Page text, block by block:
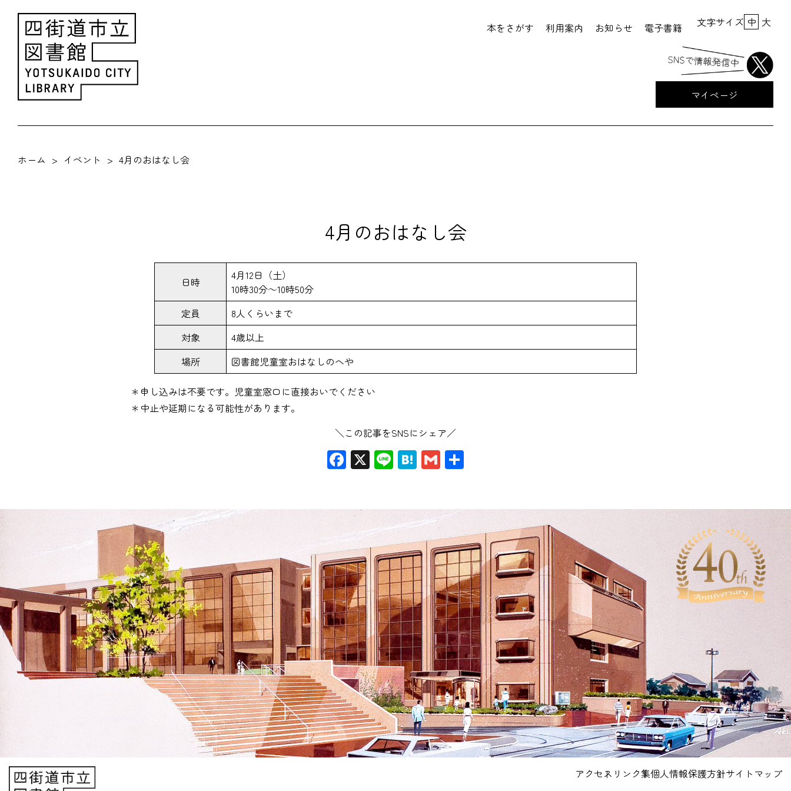
本をさがす 利用案内 お知らせ 電子書籍 文字サイズ 中 大
マイページ
ホーム イベント 4月のおはなし会
4月のおはなし会
日時
4月12日（土）
10時30分～10時50分
定員
8人くらいまで
対象
4歳以上
場所
図書館児童室おはなしのへや
＊申し込みは不要です。児童室窓口に直接おいでください
＊中止や延期になる可能性があります。
＼この記事をSNSにシェア／
Facebook
X LineHatena
Gmail
アクセス リンク集個人情報保護方針サイトマップ